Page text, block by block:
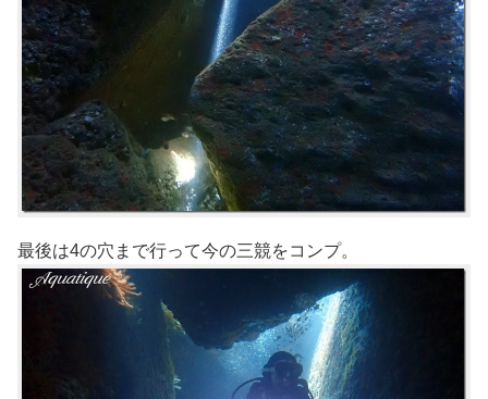
最後は4の穴まで行って今の三競をコンプ。